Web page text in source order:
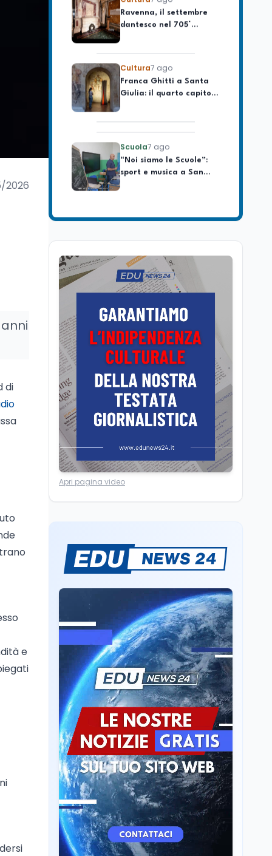
2026
di
e
longevo dell’Italia
repubblicana
dantesco nel 705°
anniversario della morte
Cultura7 ago
Franca Ghitti a Santa
Giulia: il quarto capitolo
dei Palcoscenici
Scuola7 ago
“Noi siamo le Scuole”:
sport e musica a San
Miniato, STEM a Lerici
Editoriali7 ago
Camere in ferie,
riapertura il 9
settembre tra legge
elettorale e Rai. La
premier Meloni attesa a
Bari il 4 settembre per
celebrare il governo più
longevo dell’Italia
repubblicana
Cultura7 ago
Ravenna, il settembre
dantesco nel 705°
anniversario della morte
del Sommo Poeta
Cultura7 ago
Franca Ghitti a Santa
Giulia: il quarto capitolo
dei Palcoscenici
Scuola7 ago
“Noi siamo le Scuole”:
sport e musica a San
Mondo
Sparatoria a Bangkok:
studente 14enne uccide
Editoriali7 ago
Camere in ferie,
riapertura il 9
settembre tra legge
elettorale e Rai. La
premier Meloni attesa a
Bari il 4 settembre per
celebrare il governo più
longevo dell’Italia
repubblicana
Cultura7 ago
Ravenna, il settembre
dantesco nel 705°
anniversario della morte
del Sommo Poeta
Cultura 7 ago
Franca Ghitti a Santa
Giulia: il quarto capitolo
dei Palcoscenici
Apri pagina video